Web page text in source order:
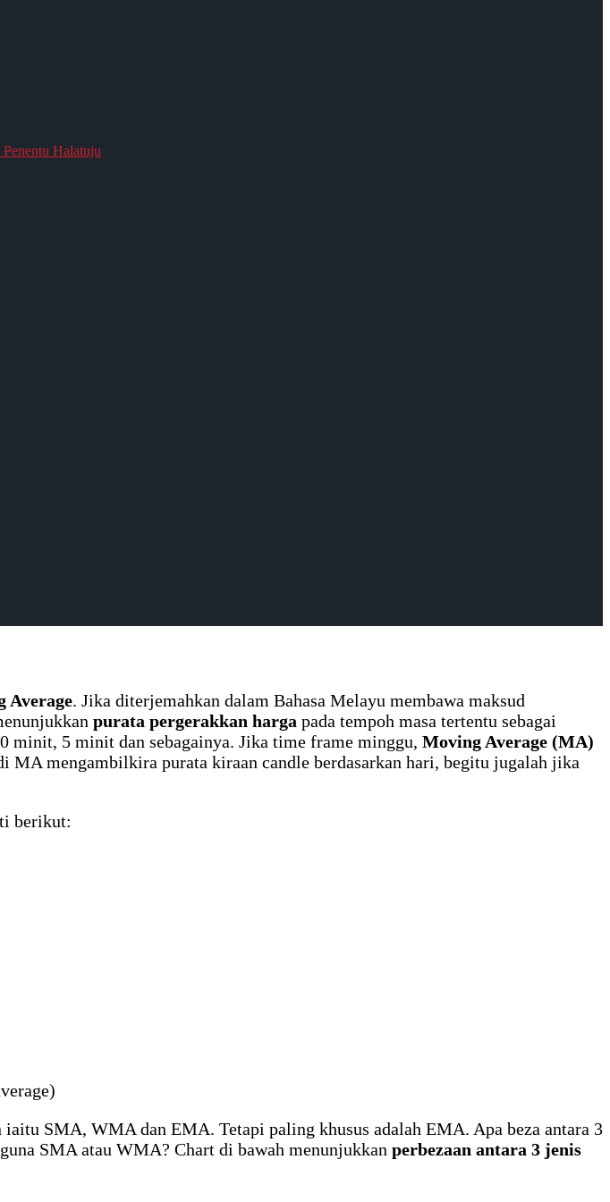
Halatuju
Average. Jika diterjemahkan dalam Bahasa Melayu membawa maksud
purata pergerakkan harga pada tempoh masa tertentu sebagai
minit, 5 minit dan sebagainya. Jika time frame minggu, Moving Average (MA)
mengambilkira purata kiraan candle berdasarkan hari, begitu jugalah jika
berikut:
SMA, WMA dan EMA. Tetapi paling khusus adalah EMA. Apa beza antara 3
SMA atau WMA? Chart di bawah menunjukkan perbezaan antara 3 jenis